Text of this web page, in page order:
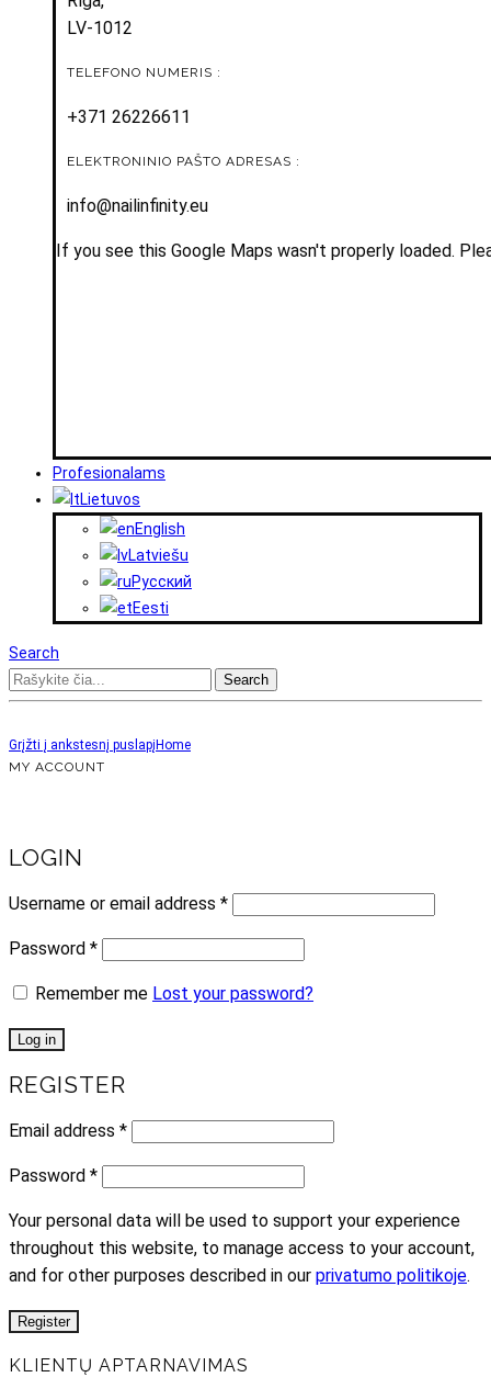
LV-1012
TELEFONO NUMERIS :
+371 26226611
ELEKTRONINIO PAŠTO ADRESAS :
info@nailinfinity.eu
If you see this Google Maps wasn't properly loaded.
Profesionalams
Lietuvos
English
Latviešu
Русский
Eesti
Search
Search
Grįžti į ankstesnį puslapįHome
MY ACCOUNT
LOGIN
Username or email address *
Password *
Remember me Lost your password?
Log in
REGISTER
Email address *
Password *
Your personal data will be used to support your experience
throughout this website, to manage access to your account,
and for other purposes described in our privatumo politikoje.
Register
KLIENTŲ APTARNAVIMAS